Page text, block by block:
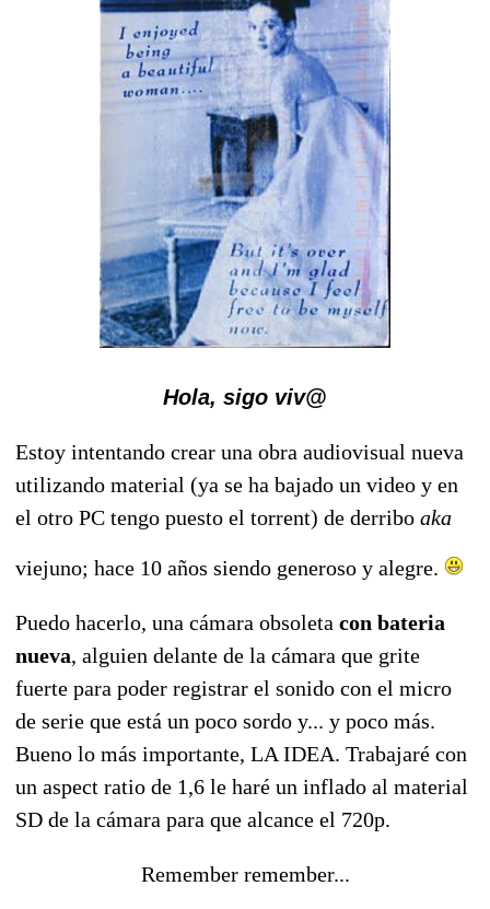
Hola, sigo viv@
Estoy intentando crear una obra audiovisual nueva
utilizando material (ya se ha bajado un video y en
el otro PC tengo puesto el torrent) de derribo aka
viejuno; hace 10 años siendo generoso y alegre.
Puedo hacerlo, una cámara obsoleta con bateria
nueva, alguien delante de la cámara que grite
fuerte para poder registrar el sonido con el micro
de serie que está un poco sordo y... y poco más.
Bueno lo más importante, LA IDEA. Trabajaré con
un aspect ratio de 1,6 le haré un inflado al material
SD de la cámara para que alcance el 720p.
Remember remember...